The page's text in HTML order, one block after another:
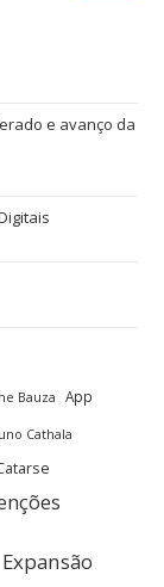
e avanço da
Bauza App
Cathala
Expansão